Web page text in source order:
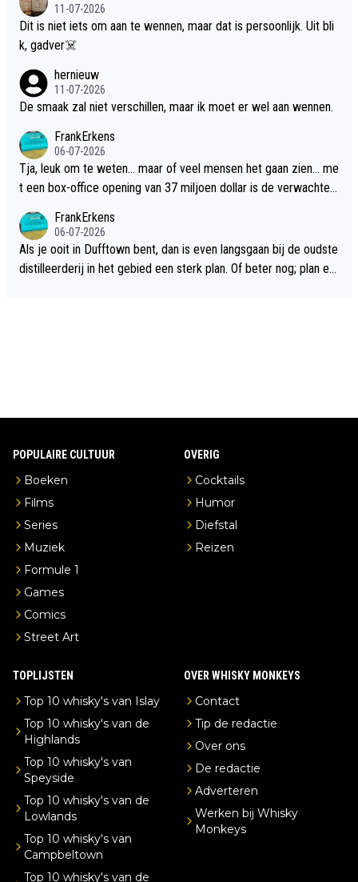
11-07-2026
Dit is niet iets om aan te wennen, maar dat is persoonlijk. Uit bli
k, gadver☠️
hernieuw
11-07-2026
De smaak zal niet verschillen, maar ik moet er wel aan wennen.
FrankErkens
06-07-2026
Tja, leuk om te weten... maar of veel mensen het gaan zien... me
t een box-office opening van 37 miljoen dollar is de verwachte
FrankErkens
06-07-2026
Als je ooit in Dufftown bent, dan is even langsgaan bij de oudste
distilleerderij in het gebied een sterk plan. Of beter nog; plan ee
POPULAIRE CULTUUR
Boeken
Films
Series
Muziek
Formule 1
Games
Comics
Street Art
OVERIG
Cocktails
Humor
Diefstal
Reizen
TOPLIJSTEN
Top 10 whisky's van Islay
Top 10 whisky's van de
Highlands
Top 10 whisky's van
Speyside
Top 10 whisky's van de
Lowlands
Top 10 whisky's van
Campbeltown
Top 10 whisky's van de
OVER WHISKY MONKEYS
Contact
Tip de redactie
Over ons
De redactie
Adverteren
Werken bij Whisky
Monkeys